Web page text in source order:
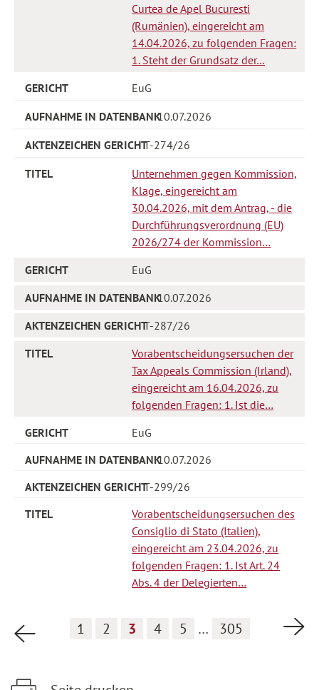
Curtea de Apel Bucuresti
(Rumänien), eingereicht am
14.04.2026, zu folgenden Fragen:
1. Steht der Grundsatz der…
EuG
10.07.2026
T-274/26
Unternehmen gegen Kommission,
Klage, eingereicht am
30.04.2026, mit dem Antrag, - die
Durchführungsverordnung (EU)
2026/274 der Kommission…
EuG
10.07.2026
T-287/26
Vorabentscheidungsersuchen der
Tax Appeals Commission (Irland),
eingereicht am 16.04.2026, zu
folgenden Fragen: 1. Ist die…
EuG
10.07.2026
T-299/26
Vorabentscheidungsersuchen des
Consiglio di Stato (Italien),
eingereicht am 23.04.2026, zu
folgenden Fragen: 1. Ist Art. 24
Abs. 4 der Delegierten…
Vorherige Seite
1 2 3 4 5 … 305